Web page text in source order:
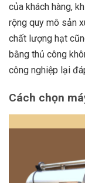
của khách hàng,
rộng quy mô sản
chất lượng hạt
bằng thủ công
công nghiệp lại
Cách chọn